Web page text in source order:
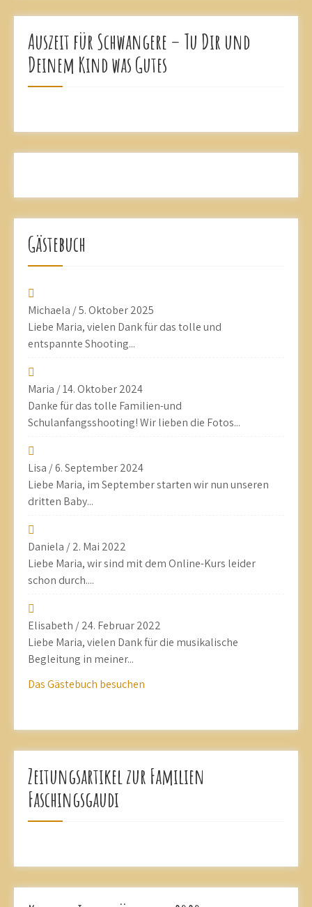
Auszeit für Schwangere – Tu Dir und
Deinem Kind was Gutes
Gästebuch
Michaela /5. Oktober 2025
Liebe Maria, vielen Dank für das tolle und
entspannte Shooting...
Maria /14. Oktober 2024
Danke für das tolle Familien-und
Schulanfangsshooting! Wir lieben die Fotos...
Lisa /6. September 2024
Liebe Maria, im September starten wir nun unseren
dritten Baby...
Daniela /2. Mai 2022
Liebe Maria, wir sind mit dem Online-Kurs leider
schon durch....
Elisabeth /24. Februar 2022
Liebe Maria, vielen Dank für die musikalische
Begleitung in meiner...
Das Gästebuch besuchen
Zeitungsartikel zur Familien
Faschingsgaudi